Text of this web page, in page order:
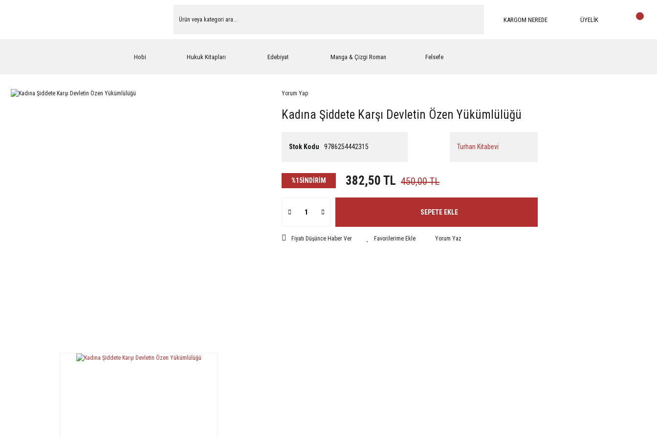
KARGOM NEREDE ÜYELİK
Hobi Hukuk Kitapları Edebiyat Manga & Çizgi Roman Felsefe
Yorum Yap
Kadına Şiddete Karşı Devletin Özen Yükümlülüğü
Stok Kodu 9786254442315 Turhan Kitabevi
%15İNDİRİM 382,50 TL 450,00 TL
SEPETE EKLE
Fiyatı Düşünce Haber Ver Yorum Yaz